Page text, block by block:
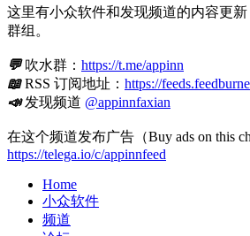
这里有小众软件和发现频道的内容更
群组。
💬吹水群： https://t.me/appinn
📖RSS 订阅地址： https://
📣发现频道 @appinnfaxian
在这个频道发布广告（Buy ads on this
https://telega.io/c/appinnfeed
Home
小众软件
频道